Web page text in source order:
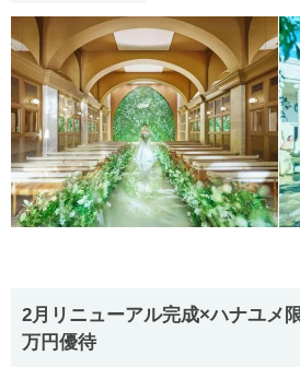
2⽉リニューアル完成×ハナユメ
万円優待